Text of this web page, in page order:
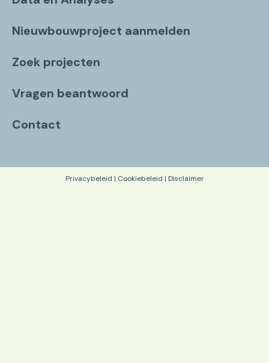
Nieuwbouwproject aanmelden
Zoek projecten
Vragen beantwoord
Contact
Privacybeleid | Cookiebeleid | Disclaimer